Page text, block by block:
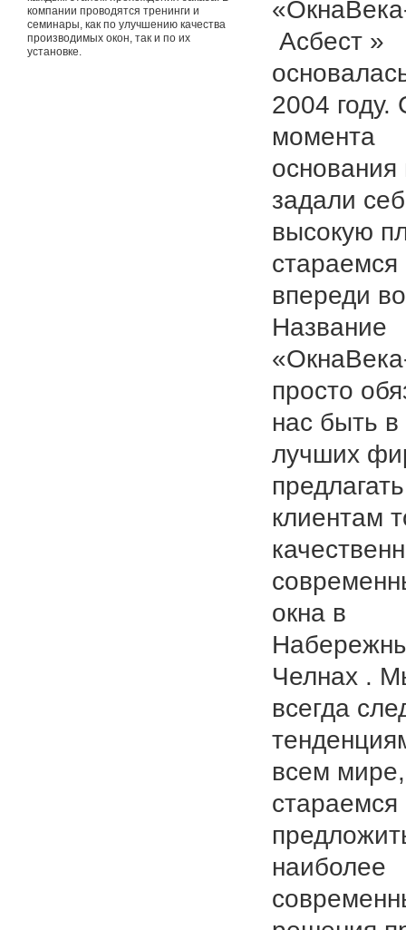
компании проводятся тренинги и
семинары, как по улучшению качества
производимых окон, так и по их
установке.
Асбест »
2004 году.
момента
задали
высокую
впереди
Название
просто
нас быть в
лучших
клиентам
окна в
Челнах .
всегда
всем
наиболее